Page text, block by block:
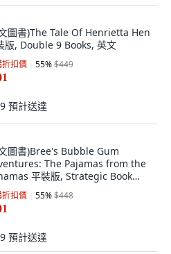
圖書)The Tale Of Henrietta Hen
版, Double 9 Books, 英文
折扣價 55%$449
預計送達
圖書)Bree's Bubble Gum
The Pajamas from the
平裝版, Strategic Book
英文
折扣價 55%$448
預計送達